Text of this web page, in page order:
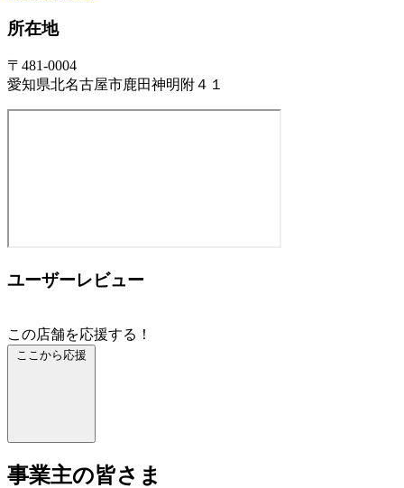
所在地
〒481-0004
愛知県北名古屋市鹿田神明附４１
ユーザーレビュー
この店舗を応援する！
ここから応援
事業主の皆さま